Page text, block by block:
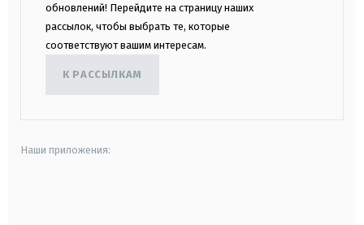
обновлений! Перейдите на страницу наших
рассылок, чтобы выбрать те, которые
соответствуют вашим интересам.
К РАССЫЛКАМ
Наши приложения: